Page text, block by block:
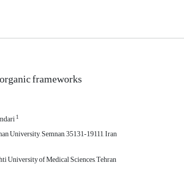
frameworks
1
University, Semnan, 35131‑19111, Iran
University of Medical Sciences, Tehran